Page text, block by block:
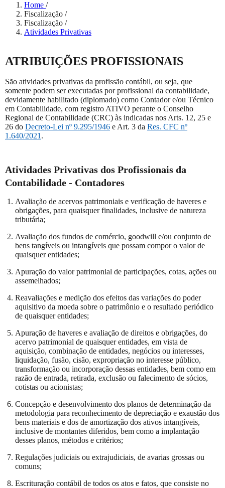
Home /
Fiscalização /
Fiscalização /
Atividades Privativas
ATRIBUIÇÕES PROFISSIONAIS
São atividades privativas da profissão contábil, ou seja, que
somente podem ser executadas por profissional da contabilidade,
devidamente habilitado (diplomado) como Contador e/ou Técnico
em Contabilidade, com registro ATIVO perante o Conselho
Regional de Contabilidade (CRC) às indicadas nos Arts. 12, 25 e
26 do Decreto-Lei nº 9.295/1946 e Art. 3 da Res. CFC nº
1.640/2021 .
Atividades Privativas dos Profissionais da
Contabilidade - Contadores
Avaliação de acervos patrimoniais e verificação de haveres e
obrigações, para quaisquer finalidades, inclusive de natureza
tributária;
Avaliação dos fundos de comércio, goodwill e/ou conjunto de
bens tangíveis ou intangíveis que possam compor o valor de
quaisquer entidades;
Apuração do valor patrimonial de participações, cotas, ações ou
assemelhados;
Reavaliações e medição dos efeitos das variações do poder
aquisitivo da moeda sobre o patrimônio e o resultado periódico
de quaisquer entidades;
Apuração de haveres e avaliação de direitos e obrigações, do
acervo patrimonial de quaisquer entidades, em vista de
aquisição, combinação de entidades, negócios ou interesses,
liquidação, fusão, cisão, expropriação no interesse público,
transformação ou incorporação dessas entidades, bem como em
razão de entrada, retirada, exclusão ou falecimento de sócios,
cotistas ou acionistas;
Concepção e desenvolvimento dos planos de determinação da
metodologia para reconhecimento de depreciação e exaustão dos
bens materiais e dos de amortização dos ativos intangíveis,
inclusive de montantes diferidos, bem como a implantação
desses planos, métodos e critérios;
Regulações judiciais ou extrajudiciais, de avarias grossas ou
comuns;
Escrituração contábil de todos os atos e fatos, que consiste no